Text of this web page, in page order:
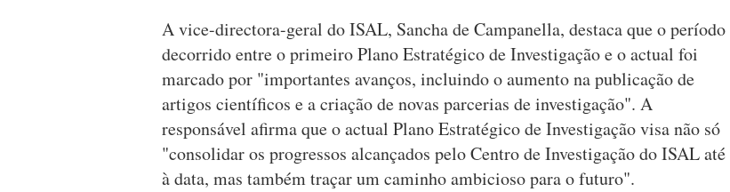
A vice-directora-geral do ISAL, Sancha de Campanella, destaca que o período
decorrido entre o primeiro Plano Estratégico de Investigação e o actual foi
marcado por "importantes avanços, incluindo o aumento na publicação de
artigos científicos e a criação de novas parcerias de investigação". A
responsável afirma que o actual Plano Estratégico de Investigação visa não só
"consolidar os progressos alcançados pelo Centro de Investigação do ISAL até
à data, mas também traçar um caminho ambicioso para o futuro".